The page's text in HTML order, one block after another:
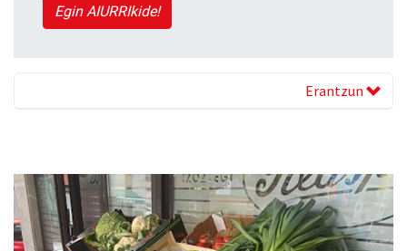
Egin AIURRIkide!
Erantzun